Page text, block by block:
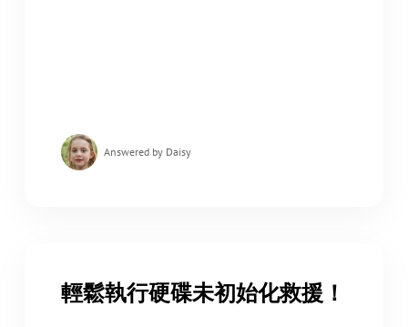
Answered by Daisy
輕鬆執行硬碟未初始化救援！